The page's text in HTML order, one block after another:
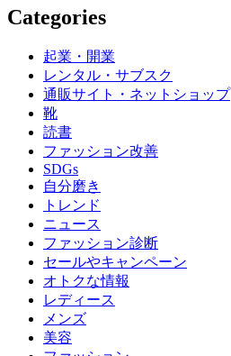
Categories
起業・開業
レンタル・サブスク
通販サイト・ネットショップ
靴
読書
ファッション改善
SDGs
自分磨き
トレンド
ニュース
ファッション診断
セールやキャンペーン
オトクな情報
レディース
メンズ
美容